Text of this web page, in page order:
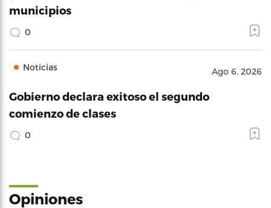
municipios
0
Noticias Ago 6, 2026
Gobierno declara exitoso el segundo
comienzo de clases
0
Opiniones